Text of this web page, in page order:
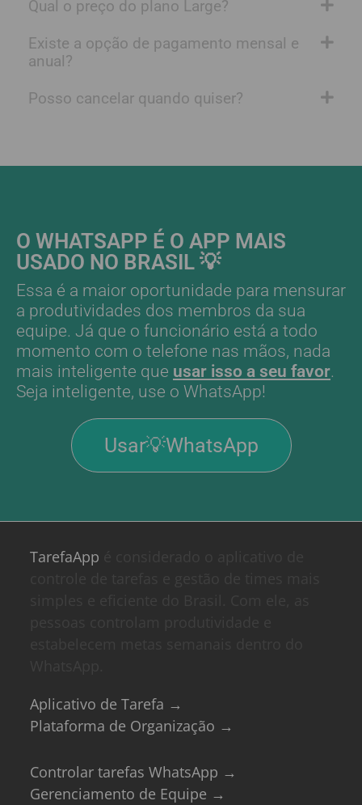
Qual o preço do plano Large?
Existe a opção de pagamento mensal e
anual?
Posso cancelar quando quiser?
O WHATSAPP É O APP MAIS
USADO NO BRASIL 💡
Essa é a maior oportunidade para mensurar
a produtividades dos membros da sua
equipe. Já que o funcionário está a todo
momento com o telefone nas mãos, nada
mais inteligente que usar isso a seu favor.
Seja inteligente, use o WhatsApp!
Usar💡WhatsApp
TarefaApp
Aplicativo de Tarefa →
Plataforma de Organização →
Controlar tarefas WhatsApp →
Gerenciamento de Equipe →